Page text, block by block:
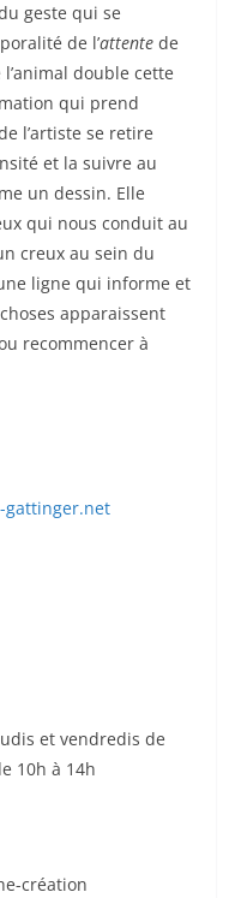
geste qui se
de l’attente de
double cette
qui prend
l’artiste se retire
et la suivre au
un dessin. Elle
qui nous conduit au
creux au sein du
ligne qui informe et
apparaissent
recommencer à
gattinger.net
et vendredis de
10h à 14h
création